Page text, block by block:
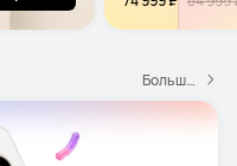
Больше смартфонов